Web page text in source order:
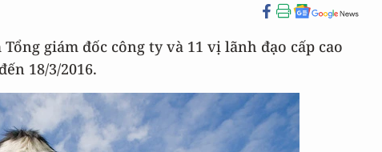
giám đốc công ty và 11 vị lãnh đạo cấp cao
18/3/2016.